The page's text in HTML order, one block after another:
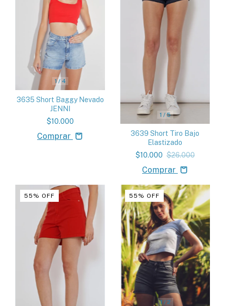
1/ 4
3635 Short Baggy Nevado
JENNI
$10.000
Comprar
1 /5
3639 Short Tiro Bajo
Elastizado
$10.000 $26.000
Comprar
55 % OFF
1 / 2
55 % OFF